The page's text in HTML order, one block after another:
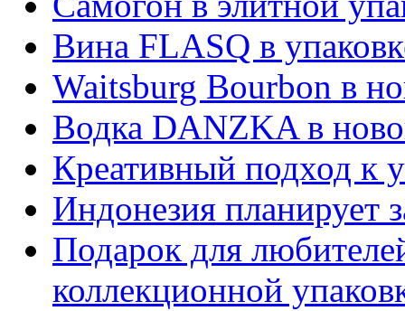
Вина FLASQ в
Waitsburg Bourbon в
Водка DANZKA в
Креативный подход к
Индонезия планирует
Подарок для
коллекционной